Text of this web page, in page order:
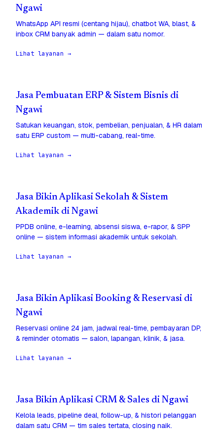
Ngawi
WhatsApp API resmi (centang hijau), chatbot WA, blast, &
inbox CRM banyak admin — dalam satu nomor.
Lihat layanan →
Jasa Pembuatan ERP & Sistem Bisnis di
Ngawi
Satukan keuangan, stok, pembelian, penjualan, & HR dalam
satu ERP custom — multi-cabang, real-time.
Lihat layanan →
Jasa Bikin Aplikasi Sekolah & Sistem
Akademik di Ngawi
PPDB online, e-learning, absensi siswa, e-rapor, & SPP
online — sistem informasi akademik untuk sekolah.
Lihat layanan →
Jasa Bikin Aplikasi Booking & Reservasi di
Ngawi
Reservasi online 24 jam, jadwal real-time, pembayaran DP,
& reminder otomatis — salon, lapangan, klinik, & jasa.
Lihat layanan →
Jasa Bikin Aplikasi CRM & Sales di Ngawi
Kelola leads, pipeline deal, follow-up, & histori pelanggan
dalam satu CRM — tim sales tertata, closing naik.